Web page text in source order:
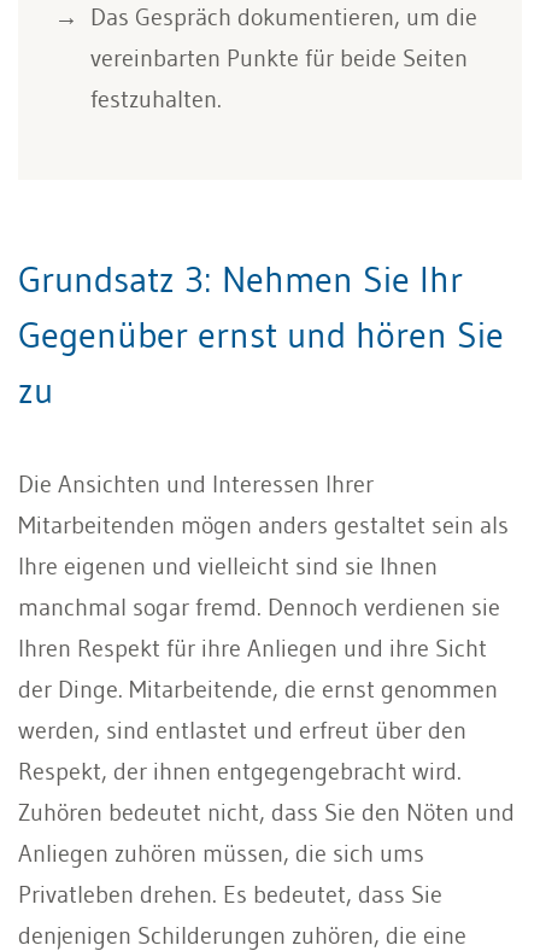
Das Gespräch dokumentieren, um die
vereinbarten Punkte für beide Seiten
festzuhalten.
Grundsatz 3: Nehmen Sie Ihr
Gegenüber ernst und hören Sie
zu
Die Ansichten und Interessen Ihrer
Mitarbeitenden mögen anders gestaltet sein als
Ihre eigenen und vielleicht sind sie Ihnen
manchmal sogar fremd. Dennoch verdienen sie
Ihren Respekt für ihre Anliegen und ihre Sicht
der Dinge. Mitarbeitende, die ernst genommen
werden, sind entlastet und erfreut über den
Respekt, der ihnen entgegengebracht wird.
Zuhören bedeutet nicht, dass Sie den Nöten und
Anliegen zuhören müssen, die sich ums
Privatleben drehen. Es bedeutet, dass Sie
denjenigen Schilderungen zuhören, die eine